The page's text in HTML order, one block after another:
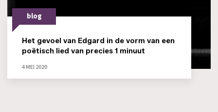
blog
Het gevoel van Edgard in de vorm van een
poëtisch lied van precies 1 minuut
4 MEI 2020